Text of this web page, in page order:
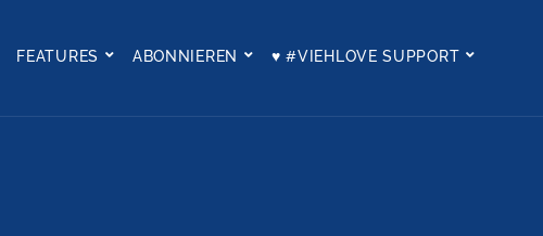
FEATURES ABONNIEREN ♥ #VIEHLOVE SUPPORT